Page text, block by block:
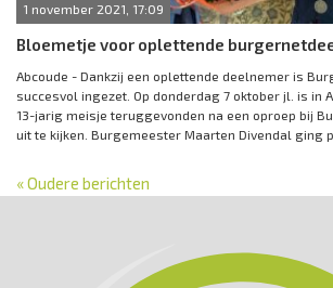
1 november 2021, 17:09
Bloemetje voor oplettende
Abcoude - Dankzij een oplettende deelnemer is
succesvol ingezet. Op donderdag 7 oktober jl. is in
13-jarig meisje teruggevonden na een oproep bij
uit te kijken. Burgemeester Maarten Divendal ging
« Oudere berichten